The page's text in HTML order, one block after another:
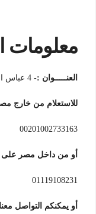
معلومات
العنـــــوان :-
للاستعلام من خارج
00201002733163
أو من داخل مصر
01119108231
أو يمكنكم التواصل